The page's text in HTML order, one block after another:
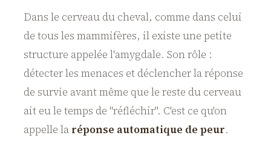
Dans le cerveau du cheval, comme dans celui
de tous les mammifères, il existe une petite
structure appelée l'amygdale. Son rôle :
détecter les menaces et déclencher la réponse
de survie avant même que le reste du cerveau
ait eu le temps de "réfléchir". C'est ce qu'on
appelle la réponse automatique de peur.